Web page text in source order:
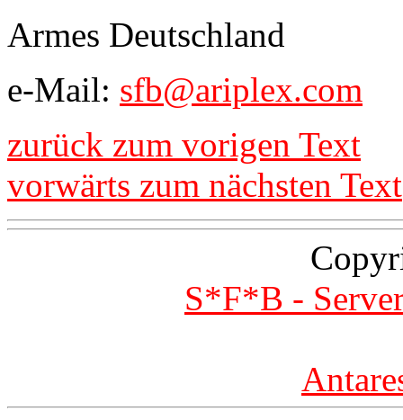
Armes Deutschland
e-Mail: sfb@ariplex.com
zurück zum vorigen Text
vorwärts zum nächsten Text
S*F*B -